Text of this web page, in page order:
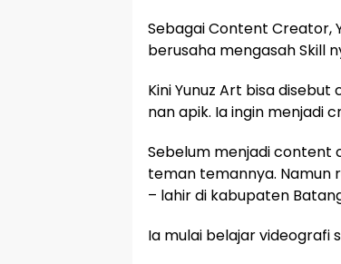
Sebagai Content Creator,
berusaha mengasah Skill
Kini Yunuz Art bisa
nan apik. Ia ingin menjadi
Sebelum menjadi content
teman temannya. Namun
– lahir di kabupaten
Ia mulai belajar videografi